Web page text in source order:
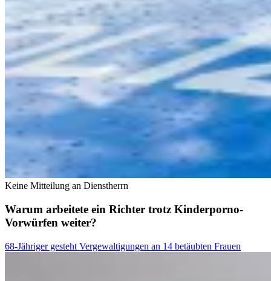
Keine Mitteilung an Dienstherrn
Warum arbeitete ein Richter trotz Kinderporno-
Vorwürfen weiter?
68-Jähriger gesteht Vergewaltigungen an 14 betäubten Frauen